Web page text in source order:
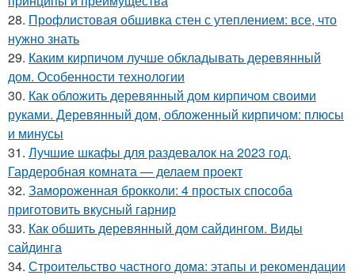
28. Профлистовая обшивка стен с утеплением: все, что
нужно знать
29. Каким кирпичом лучше обкладывать деревянный
дом. Особенности технологии
30. Как обложить деревянный дом кирпичом своими
руками. Деревянный дом, обложенный кирпичом: плюсы
и минусы
31. Лучшие шкафы для раздевалок на 2023 год.
Гардеробная комната — делаем проект
32. Замороженная брокколи: 4 простых способа
приготовить вкусный гарнир
33. Как обшить деревянный дом сайдингом. Виды
сайдинга
34. Строительство частного дома: этапы и рекомендации